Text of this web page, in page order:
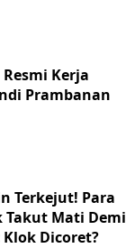
Kerja
Prambanan
Terkejut! Para
Takut Mati Demi
Klok Dicoret?